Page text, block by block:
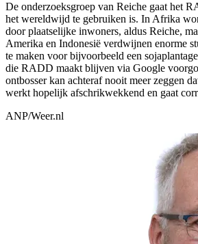
De onderzoeksgroep van Reiche gaat het
het wereldwijd te gebruiken is. In Afrika
door plaatselijke inwoners, aldus Reiche,
Amerika en Indonesië verdwijnen enorme
te maken voor bijvoorbeeld een
die RADD maakt blijven via Google
ontbosser kan achteraf nooit meer zeggen
werkt hopelijk afschrikwekkend en gaat
ANP/Weer.nl